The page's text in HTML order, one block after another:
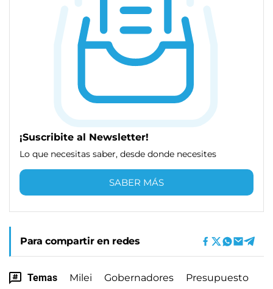
¡Suscribite al Newsletter!
Lo que necesitas saber, desde donde necesites
SABER MÁS
Para compartir en redes
Temas Milei Gobernadores
Presupuesto